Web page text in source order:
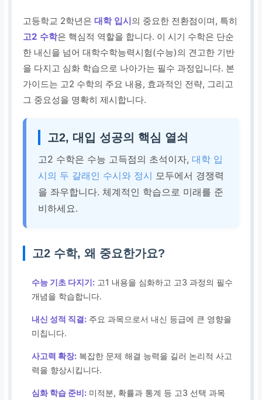
고등학교 2학년은대학 입시 의 중요한 전환점이며, 특히
고2 수학은 핵심적 역할을 합니다. 이 시기 수학은 단순
한 내신을 넘어 대학수학능력시험(수능)의 견고한 기반
을 다지고 심화 학습으로 나아가는 필수 과정입니다. 본
가이드는 고2 수학의 주요 내용, 효과적인 전략, 그리고
그 중요성을 명확히 제시합니다.
고2, 대입 성공의 핵심 열쇠
고2 수학은 수능 고득점의 초석이자,대학 입
시의 두 갈래인 수시와 정시 모두에서 경쟁력
을 좌우합니다. 체계적인 학습으로 미래를 준
비하세요.
고2 수학, 왜 중요한가요?
수능 기초 다지기: 고1 내용을 심화하고 고3 과정의 필수
개념을 학습합니다.
내신 성적 직결: 주요 과목으로서 내신 등급에 큰 영향을
미칩니다.
사고력 확장: 복잡한 문제 해결 능력을 길러 논리적 사고
력을 향상시킵니다.
심화 학습 준비: 미적분, 확률과 통계 등 고3 선택 과목